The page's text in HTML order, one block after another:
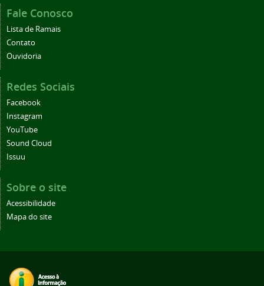
Fale Conosco
Lista de Ramais
Contato
Ouvidoria
Redes Sociais
Facebook
Instagram
YouTube
Sound Cloud
Issuu
Sobre o site
Acessibilidade
Mapa do site